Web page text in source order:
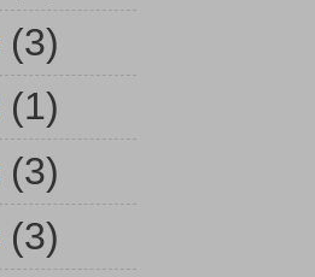
(3)
(1)
(3)
(3)